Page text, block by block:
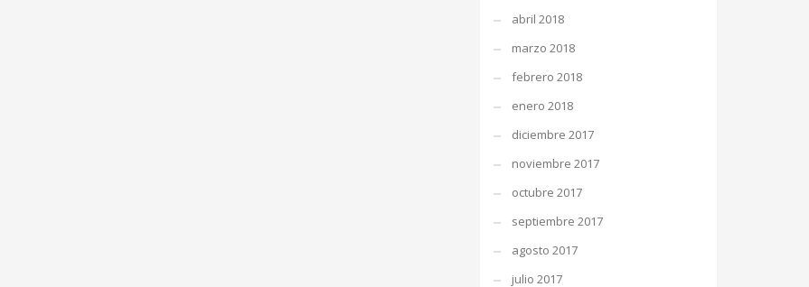
abril 2018
marzo 2018
febrero 2018
enero 2018
diciembre 2017
noviembre 2017
octubre 2017
septiembre 2017
agosto 2017
julio 2017